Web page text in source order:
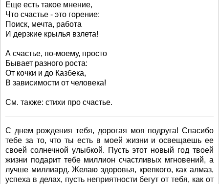
Еще есть такое мнение,
Что счастье - это горение:
Поиск, мечта, работа
И дерзкие крылья взлета!
А счастье, по-моему, просто
Бывает разного роста:
От кочки и до Казбека,
В зависимости от человека!
См. также: стихи про счастье.
С днем рождения тебя, дорогая моя подруга! Спасибо
тебе за то, что ты есть в моей жизни и освещаешь ее
своей солнечной улыбкой. Пусть этот новый год твоей
жизни подарит тебе миллион счастливых мгновений, а
лучше миллиард. Желаю здоровья, крепкого, как алмаз,
успеха в делах, пусть неприятности бегут от тебя, как от